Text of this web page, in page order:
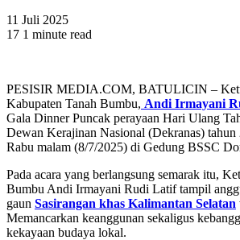
11 Juli 2025
17 1 minute read
PESISIR MEDIA.COM, BATULICIN –
Kabupaten Tanah Bumbu, Andi Irmayani
Gala Dinner Puncak perayaan Hari Ulang
Dewan Kerajinan Nasional (Dekranas) tahun
Rabu malam (8/7/2025) di Gedung BSSC
Pada acara yang berlangsung semarak itu,
Bumbu Andi Irmayani Rudi Latif tampil
gaun Sasirangan khas Kalimantan Selatan
Memancarkan keanggunan sekaligus
kekayaan budaya lokal.